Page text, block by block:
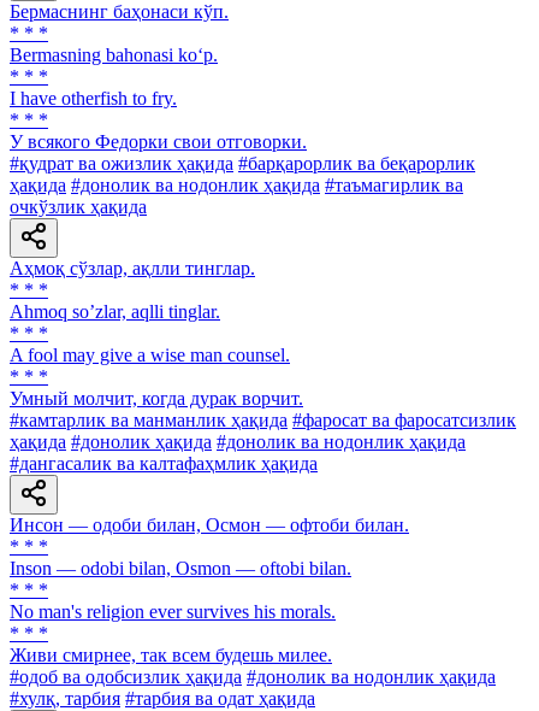
Бермаснинг баҳонаси кўп.
* * *
Bermasning bahonasi ko‘p.
* * *
I have otherfish to fry.
* * *
У всякого Федорки свои отговорки.
#қудрат ва ожизлик ҳақида #барқарорлик ва беқарорлик
ҳақида #донолик ва нодонлик ҳақида #таъмагирлик ва
очкўзлик ҳақида
Аҳмоқ сўзлар, ақлли тинглар.
* * *
Аhmoq soʼzlar, aqlli tinglar.
* * *
A fool may give a wise man counsel.
* * *
Умный молчит, когда дурак ворчит.
#камтарлик ва манманлик ҳақида #фаросат ва фаросатсизлик
ҳақида #донолик ҳақида #донолик ва нодонлик ҳақида
#дангасалик ва калтафаҳмлик ҳақида
Инсон — одоби билан, Осмон — офтоби билан.
* * *
Inson — odobi bilan, Osmon — oftobi bilan.
* * *
No man's religion ever survives his morals.
* * *
Живи смирнее, так всем будешь милее.
#одоб ва одобсизлик ҳақида #донолик ва нодонлик ҳақида
#хулқ, тарбия #тарбия ва одат ҳақида